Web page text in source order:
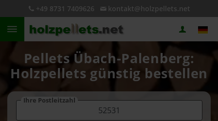
+49 8731 7409626 kontakt@holzpellets.net
Pellets Übach-Palenberg:
Holzpellets günstig bestellen
Ihre Postleitzahl